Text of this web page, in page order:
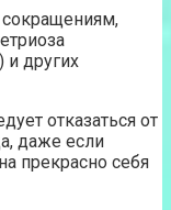
и других
отказаться от
даже если
прекрасно себя